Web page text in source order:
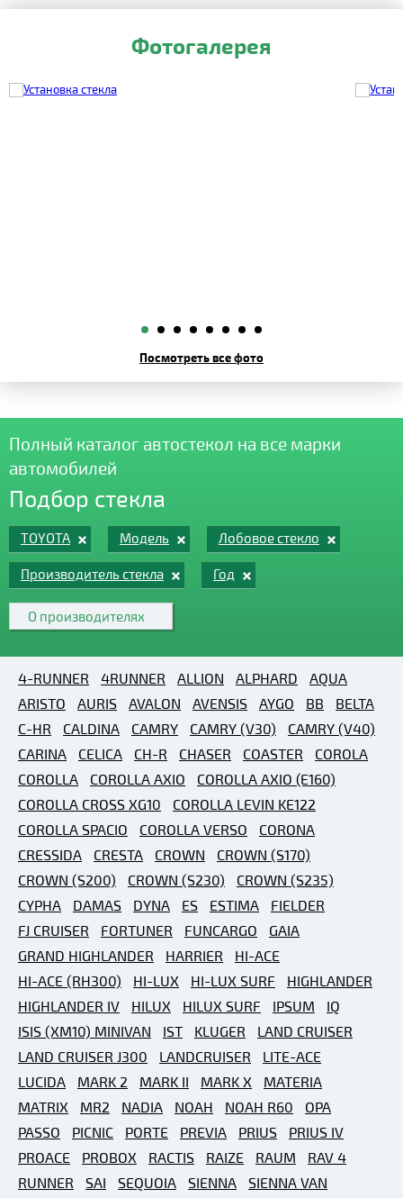
Фотогалерея
Посмотреть все фото
Полный каталог автостекол на все марки
автомобилей
Подбор стекла
TOYOTA Модель Лобовое стекло
Производитель стекла Год
О производителях
4-RUNNER 4RUNNER ALLION ALPHARD
AQUA
ARISTO
AURIS AVALON AVENSIS AYGO BB
BELTA
C-HR
CALDINA CAMRY CAMRY (V30)
CAMRY (V40)
CARINA
CELICA CH-R CHASER COASTER
COROLA
COROLLA
COROLLA AXIO
COROLLA AXIO (E160)
COROLLA CROSS XG10
COROLLA LEVIN KE122
COROLLA SPACIO
COROLLA VERSO
CORONA
CRESSIDA
CRESTA CROWN
CROWN (S170)
CROWN (S200)
CROWN (S230)
CROWN (S235)
CYPHA
DAMAS DYNA ES ESTIMA
FIELDER
FJ CRUISER
FORTUNER FUNCARGO
GAIA
GRAND HIGHLANDER
HARRIER
HI-ACE
HI-ACE (RH300)
HI-LUX HI-LUX SURF
HIGHLANDER
HIGHLANDER IV
HILUX HILUX SURF IPSUM
IQ
ISIS (XM10) MINIVAN
IST KLUGER
LAND CRUISER
LAND CRUISER J300
LANDCRUISER
LITE-ACE
LUCIDA
MARK 2 MARK II MARK X
MATERIA
MATRIX
MR2 NADIA NOAH NOAH R60
OPA
PASSO
PICNIC PORTE PREVIA PRIUS
PRIUS IV
PROACE
PROBOX RACTIS RAIZE RAUM
RAV 4
RUNNER
SAI SEQUOIA SIENNA
SIENNA VAN